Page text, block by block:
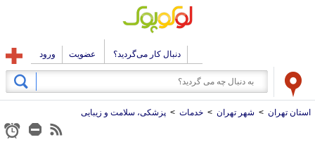
دنبال کار می‌گردید؟ عضویت ورود
استان تهران > شهر تهران > خدمات > پزشکی، سلامت و زیبایی